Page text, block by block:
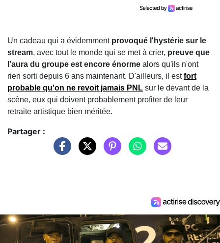
Un cadeau qui a évidemment provoqué l'hystérie sur le
stream, avec tout le monde qui se met à crier, preuve que
l'aura du groupe est encore énorme alors qu'ils n'ont
rien sorti depuis 6 ans maintenant. D'ailleurs, il estfort
probable qu'on ne revoit jamais PNL sur le devant de la
scène, eux qui doivent probablement profiter de leur
retraite artistique bien méritée.
Partager :